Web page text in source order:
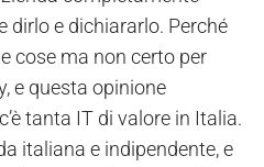
dirlo e dichiararlo. Perché
cose ma non certo per
e questa opinione
tanta IT di valore in Italia.
italiana e indipendente, e